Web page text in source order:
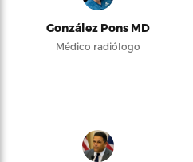
González Pons MD
Médico radiólogo